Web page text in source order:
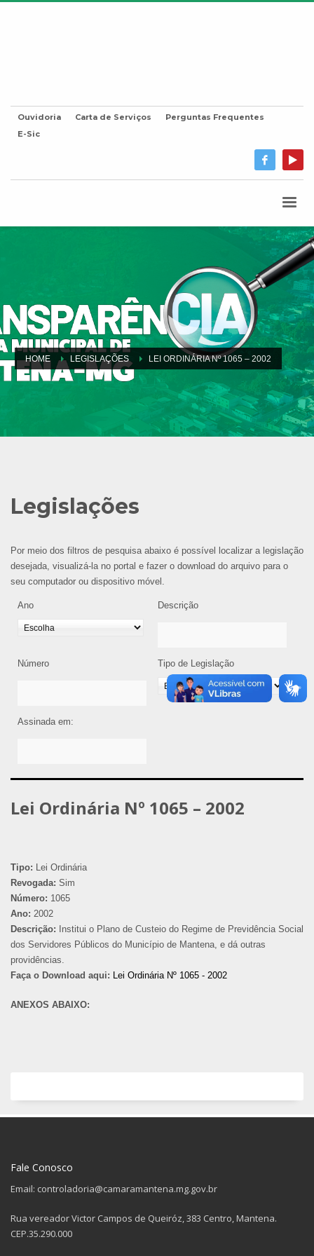
Ouvidoria Carta de Serviços
Perguntas Frequentes
E-Sic
HOME LEGISLAÇÕES LEI ORDINÁRIA Nº 1065 – 2002
Legislações
Por meio dos filtros de pesquisa abaixo é possível localizar a legislação
desejada, visualizá-la no portal e fazer o download do arquivo para o
seu computador ou dispositivo móvel.
Ano Descrição
Número Tipo de Legislação
Assinada em:
Lei Ordinária Nº 1065 – 2002
Tipo: Lei Ordinária
Revogada: Sim
Número: 1065
Ano: 2002
Descrição: Institui o Plano de Custeio do Regime de Previdência Social
dos Servidores Públicos do Município de Mantena, e dá outras
providências.
Faça o Download aqui: Lei Ordinária Nº 1065 - 2002
ANEXOS ABAIXO:
Fale Conosco
Email: controladoria@camaramantena.mg.gov.br
Rua vereador Victor Campos de Queiróz, 383 Centro, Mantena.
CEP.35.290.000